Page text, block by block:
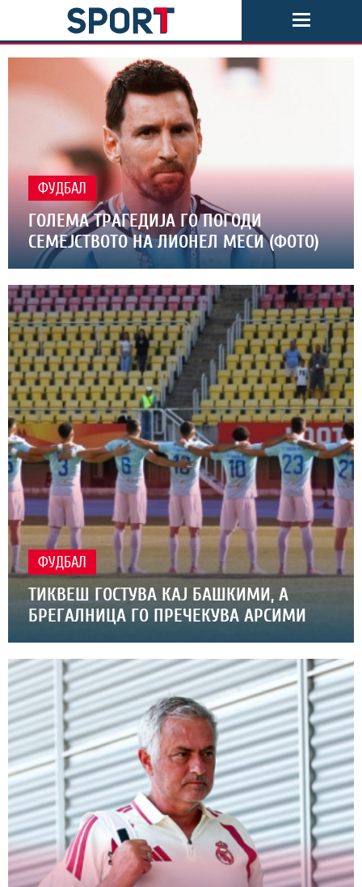
ФУДБАЛ
ГОЛЕМА ТРАГЕДИЈА ГО ПОГОДИ
СЕМЕЈСТВОТО НА ЛИОНЕЛ МЕСИ (ФОТО)
ФУДБАЛ
ТИКВЕШ ГОСТУВА КАЈ БАШКИМИ, А
БРЕГАЛНИЦА ГО ПРЕЧЕКУВА АРСИМИ